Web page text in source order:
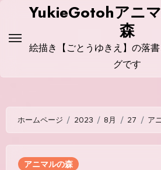
ス
YukieGotohアニ
森
絵描き【ごとうゆきえ】の落
グです
ホームページ 2023 8月 27 ア
アニマルの森